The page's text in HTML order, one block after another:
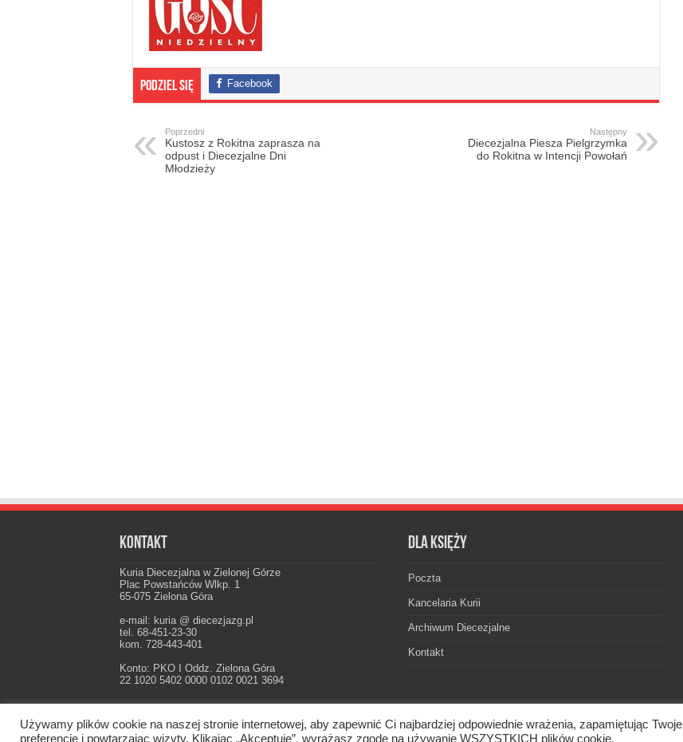
Podziel się Facebook
Poprzedni
Kustosz z Rokitna zaprasza na
odpust i Diecezjalne Dni
Młodzieży
Następny
Diecezjalna Piesza Pielgrzymka
do Rokitna w Intencji Powołań
Kontakt
Kuria Diecezjalna w Zielonej Górze
Plac Powstańców Wlkp. 1
65-075 Zielona Góra
e-mail: kuria @ diecezjazg.pl
tel. 68-451-23-30
kom. 728-443-401
Konto: PKO I Oddz. Zielona Góra
22 1020 5402 0000 0102 0021 3694
Dla księży
Poczta
Kancelaria Kurii
Archiwum Diecezjalne
Kontakt
Oficjalna strona Diecezji Zielonogórsko-Gorzowskiej. © 2026. Wszelkie prawa zastrzeżone.
Używamy plików cookie na naszej stronie internetowej, aby zapewnić Ci najbardziej odpowiednie wrażenia, zapamiętując Twoje
preferencje i powtarzając wizyty. Klikając „Akceptuję”, wyrażasz zgodę na używanie WSZYSTKICH plików cookie.